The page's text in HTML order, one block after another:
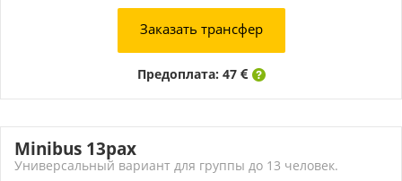
Заказать трансфер
Предоплата: 47
Minibus 13pax
Универсальный вариант для группы до 13 человек.